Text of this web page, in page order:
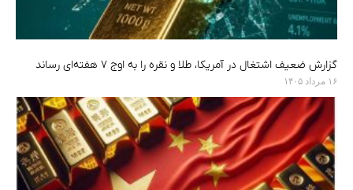
گزارش ضعیف اشتغال در آمریکا، طلا و نقره را به اوج ۷ هفته‌ای رساند
۱۶ مرداد ۱۴۰۵